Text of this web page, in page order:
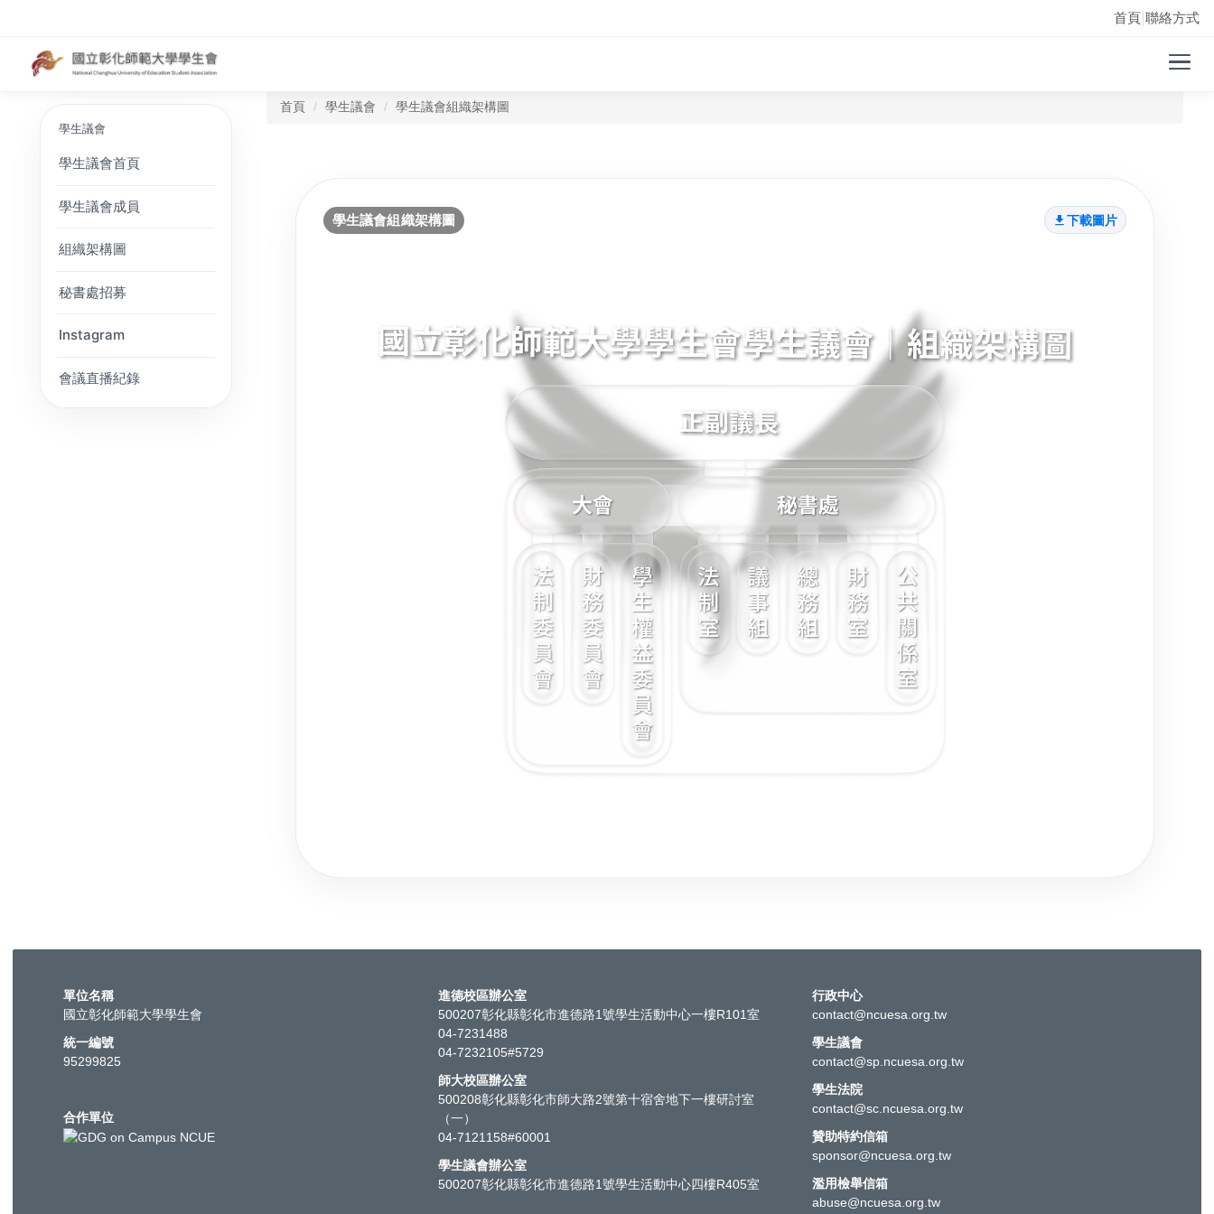
首頁 聯絡方式
學生議會
學生議會首頁
學生議會成員
組織架構圖
秘書處招募
Instagram
會議直播紀錄
首頁 學生議會 學生議會組織架構圖
學生議會組織架構圖 下載圖片
單位名稱
國立彰化師範大學學生會
統一編號
95299825
合作單位
進德校區辦公室
500207彰化縣彰化市進德路1號學生活動中心一樓R101室
04-7231488
04-7232105#5729
師大校區辦公室
500208彰化縣彰化市師大路2號第十宿舍地下一樓研討室
（一）
04-7121158#60001
學生議會辦公室
500207彰化縣彰化市進德路1號學生活動中心四樓R405室
行政中心
contact@ncuesa.org.tw
學生議會
contact@sp.ncuesa.org.tw
學生法院
contact@sc.ncuesa.org.tw
贊助特約信箱
sponsor@ncuesa.org.tw
濫用檢舉信箱
abuse@ncuesa.org.tw